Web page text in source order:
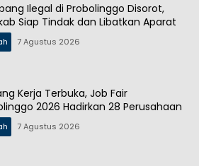
Ilegal di Probolinggo Disorot,
Siap Tindak dan Libatkan Aparat
7 Agustus 2026
Kerja Terbuka, Job Fair
2026 Hadirkan 28 Perusahaan
7 Agustus 2026